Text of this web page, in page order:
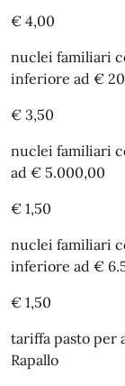
€ 4,00
nuclei familiari
inferiore ad €
€ 3,50
nuclei familiari
ad € 5.000,00
€ 1,50
nuclei familiari
inferiore ad €
€ 1,50
tariffa pasto per
Rapallo